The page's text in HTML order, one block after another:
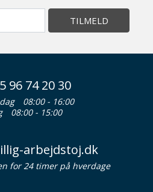
TILMELD
96 74 20 30
08:00 - 16:00
08:00 - 15:00
arbejdstoj.dk
for 24 timer på hverdage